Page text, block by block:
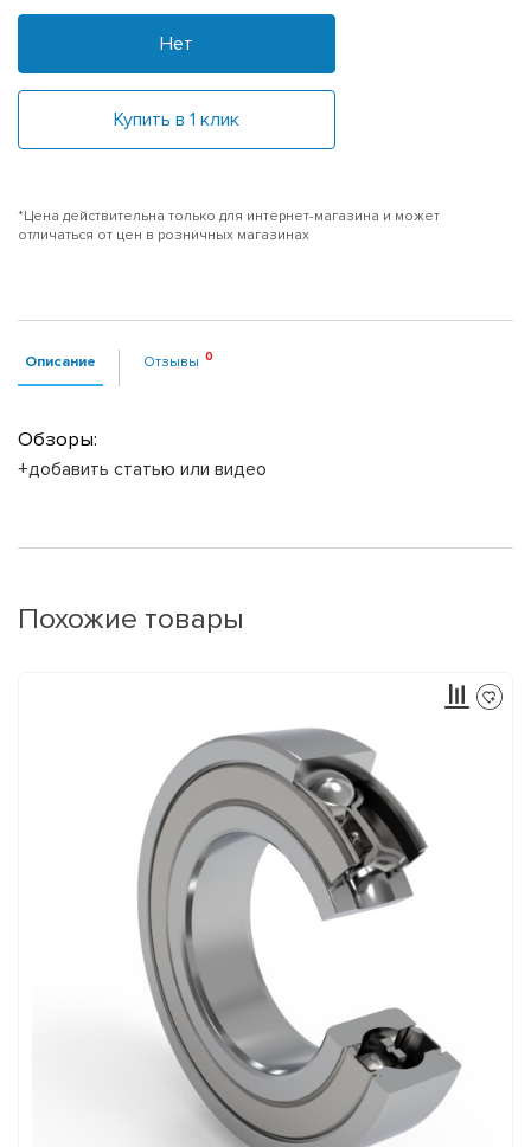
Нет
Купить в 1 клик
*Цена действительна только для интернет-магазина и может
отличаться от цен в розничных магазинах
Описание Отзывы
Обзоры:
+добавить статью или видео
Похожие товары